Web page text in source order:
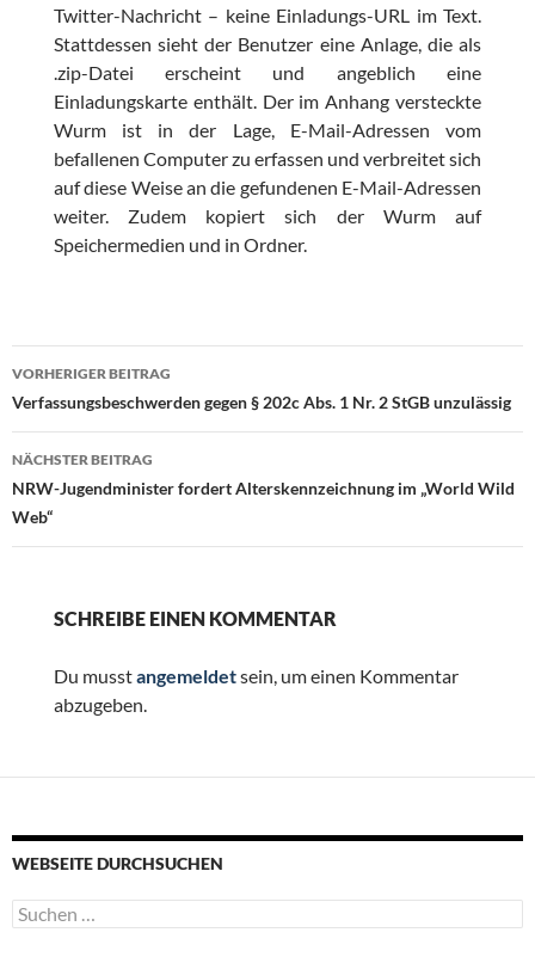
Twitter-Nachricht – keine Einladungs-URL im Text.
Stattdessen sieht der Benutzer eine Anlage, die als
.zip-Datei erscheint und angeblich eine
Einladungskarte enthält. Der im Anhang versteckte
Wurm ist in der Lage, E-Mail-Adressen vom
befallenen Computer zu erfassen und verbreitet sich
auf diese Weise an die gefundenen E-Mail-Adressen
weiter. Zudem kopiert sich der Wurm auf
Speichermedien und in Ordner.
Beitragsnavigation
VORHERIGER BEITRAG
Verfassungsbeschwerden gegen § 202c Abs. 1 Nr. 2 StGB unzulässig
NÄCHSTER BEITRAG
NRW-Jugendminister fordert Alterskennzeichnung im „World Wild
Web“
SCHREIBE EINEN KOMMENTAR
Du musstangemeldetsein, um einen Kommentar
abzugeben.
WEBSEITE DURCHSUCHEN
Suchen
nach: